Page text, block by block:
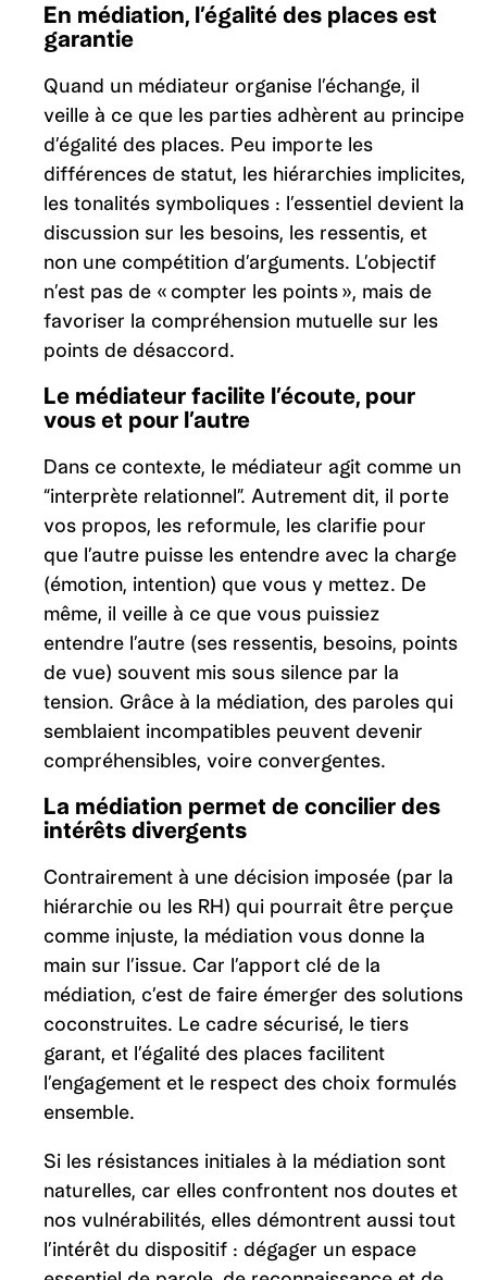
En médiation, l’égalité des places est
garantie
Quand un médiateur organise l’échange, il
veille à ce que les parties adhèrent au principe
d’égalité des places. Peu importe les
différences de statut, les hiérarchies implicites,
les tonalités symboliques : l’essentiel devient la
discussion sur les besoins, les ressentis, et
non une compétition d’arguments. L’objectif
n’est pas de « compter les points », mais de
favoriser la compréhension mutuelle sur les
points de désaccord.
Le médiateur facilite l’écoute, pour
vous et pour l’autre
Dans ce contexte, le médiateur agit comme un
“interprète relationnel”. Autrement dit, il porte
vos propos, les reformule, les clarifie pour
que l’autre puisse les entendre avec la charge
(émotion, intention) que vous y mettez. De
même, il veille à ce que vous puissiez
entendre l’autre (ses ressentis, besoins, points
de vue) souvent mis sous silence par la
tension. Grâce à la médiation, des paroles qui
semblaient incompatibles peuvent devenir
compréhensibles, voire convergentes.
La médiation permet de concilier des
intérêts divergents
Contrairement à une décision imposée (par la
hiérarchie ou les RH) qui pourrait être perçue
comme injuste, la médiation vous donne la
main sur l’issue. Car l’apport clé de la
médiation, c’est de faire émerger des solutions
coconstruites. Le cadre sécurisé, le tiers
garant, et l’égalité des places facilitent
l’engagement et le respect des choix formulés
ensemble.
Si les résistances initiales à la médiation sont
naturelles, car elles confrontent nos doutes et
nos vulnérabilités, elles démontrent aussi tout
l’intérêt du dispositif : dégager un espace